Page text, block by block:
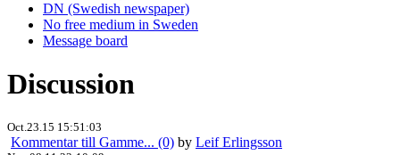
DN (Swedish newspaper)
No free medium in Sweden
Message board
Discussion
Oct.23.15 15:51:03
Kommentar till Gamme... (0) by Leif Erlingsson